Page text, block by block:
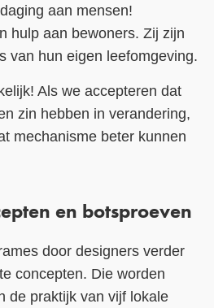
aan mensen!
hulp aan bewoners. Zij zijn
van hun eigen leefomgeving.
Als we accepteren dat
zin hebben in verandering,
mechanisme beter kunnen
en botsproeven
door designers verder
concepten. Die worden
de praktijk van vijf lokale